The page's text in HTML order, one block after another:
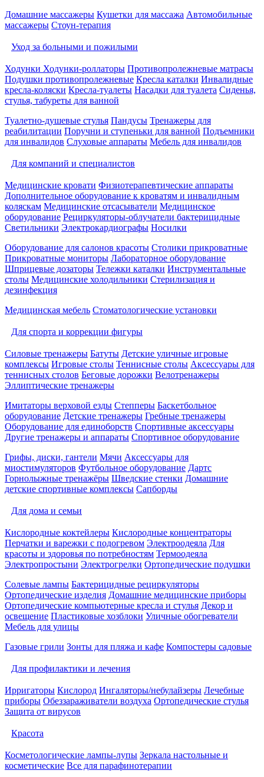
Домашние массажеры Кушетки для массажа Автомобильные
массажеры Стоун-терапия
Уход за больными и пожилыми
Ходунки Ходунки-роллаторы Противопролежневые матрасы
Подушки противопролежневые Кресла каталки Инвалидные
кресла-коляски Кресла-туалеты Насадки для туалета Сиденья,
стулья, табуреты для ванной
Туалетно-душевые стулья Пандусы Тренажеры для
реабилитации Поручни и ступеньки для ванной Подъемники
для инвалидов Слуховые аппараты Мебель для инвалидов
Для компаний и специалистов
Медицинские кровати Физиотерапевтические аппараты
Дополнительное оборудование к кроватям и инвалидным
коляскам Медицинские отсасыватели Медицинское
оборудование Рециркуляторы-облучатели бактерицидные
Светильники Электрокардиографы Носилки
Оборудование для салонов красоты Столики прикроватные
Прикроватные мониторы Лабораторное оборудование
Шприцевые дозаторы Тележки каталки Инструментальные
столы Медицинские холодильники Стерилизация и
дезинфекция
Медицинская мебель Стоматологические установки
Для спорта и коррекции фигуры
Силовые тренажеры Батуты Детские уличные игровые
комплексы Игровые столы Теннисные столы Аксессуары для
теннисных столов Беговые дорожки Велотренажеры
Эллиптические тренажеры
Имитаторы верховой езды Степперы Баскетбольное
оборудование Детские тренажеры Гребные тренажеры
Оборудование для единоборств Спортивные аксессуары
Другие тренажеры и аппараты Спортивное оборудование
Грифы, диски, гантели Мячи Аксессуары для
миостимуляторов Футбольное оборудование Дартс
Горнолыжные тренажёры Шведские стенки Домашние
детские спортивные комплексы Сапборды
Для дома и семьи
Кислородные коктейлеры Кислородные концентраторы
Перчатки и варежки с подогревом Электроодеяла Для
красоты и здоровья по потребностям Термоодеяла
Электропростыни Электрогрелки Ортопедические подушки
Солевые лампы Бактерицидные рециркуляторы
Ортопедические изделия Домашние медицинские приборы
Ортопедические компьютерные кресла и стулья Декор и
освещение Пластиковые хозблоки Уличные обогреватели
Мебель для улицы
Газовые грили Зонты для пляжа и кафе Компостеры садовые
Для профилактики и лечения
Ирригаторы Кислород Ингаляторы/небулайзеры Лечебные
приборы Обеззараживатели воздуха Ортопедические стулья
Защита от вирусов
Красота
Косметологические лампы-лупы Зеркала настольные и
косметические Все для парафинотерапии